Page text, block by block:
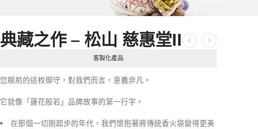
典藏之作 – 松山 慈惠堂II
客製化產品
您眼前的這枚御守，對我們而言，意義非凡。
它就像「蓮花般若」品牌故事的第一行字。
在那個一切剛起步的年代，我們懷抱著將傳統香火袋變得更美